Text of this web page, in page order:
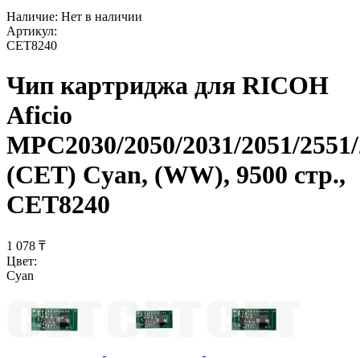
Наличие: Нет в наличии
Артикул:
CET8240
Чип картриджа для RICOH
Aficio
MPC2030/2050/2031/2051/
(CET) Cyan, (WW), 9500 стр.,
CET8240
1 078 ₸
Цвет:
Cyan